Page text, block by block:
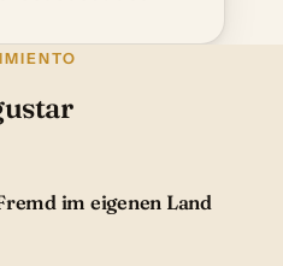
im eigenen Land